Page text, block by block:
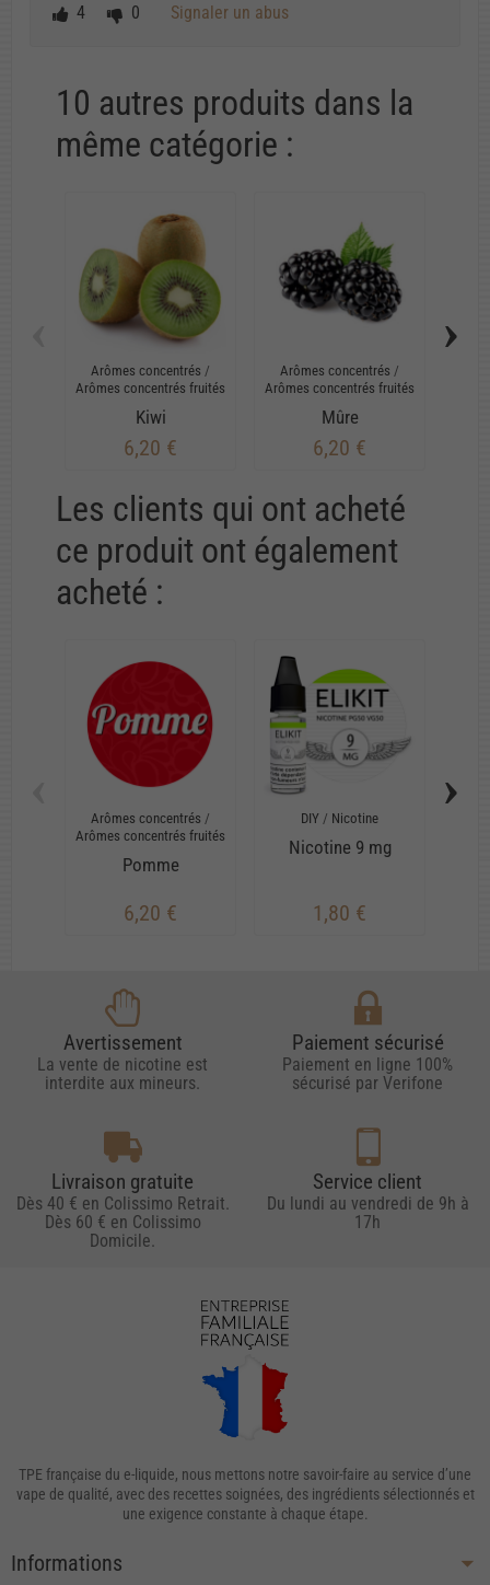
4
0 Signaler un abus
10 autres produits dans la
même catégorie :
Arômes concentrés /
Arômes concentrés fruités
Kiwi
6,20 €
Arômes concentrés /
Arômes concentrés fruités
Mûre
6,20 €
›
Les clients qui ont acheté
ce produit ont également
acheté :
Arômes concentrés /
Arômes concentrés fruités
Pomme
6,20 €
DIY / Nicotine
Nicotine 9 mg
1,80 €
›
Avertissement
La vente de nicotine est
interdite aux mineurs.
Paiement sécurisé
Paiement en ligne 100%
sécurisé par Verifone
Livraison gratuite
Dès 40 € en Colissimo Retrait.
Dès 60 € en Colissimo
Domicile.
Service client
Du lundi au vendredi de 9h à
17h
TPE française du e-liquide, nous mettons notre savoir-faire au service d’une
vape de qualité, avec des recettes soignées, des ingrédients sélectionnés et
une exigence constante à chaque étape.
Informations